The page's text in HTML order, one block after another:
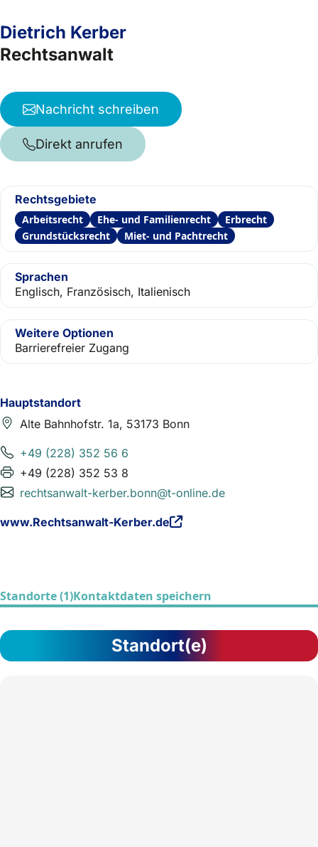
Hauptstandort
Alte Bahnhofstr. 1a, 53173 Bonn
+49 (228) 352 56 6
+49 (228) 352 53 8
rechtsanwalt-kerber.bonn@t-online.de
www.Rechtsanwalt-Kerber.de
Dietrich Kerber
Rechtsanwalt
Nachricht schreiben
Direkt anrufen
Rechtsgebiete
Arbeitsrecht Ehe- und Familienrecht
Erbrecht
Grundstücksrecht
Miet- und Pachtrecht
Sprachen
Englisch, Französisch, Italienisch
Weitere Optionen
Barrierefreier Zugang
Standorte (1)Kontaktdaten speichern
Standort(e)